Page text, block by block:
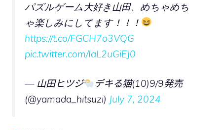
パズルゲーム大好き山田、めちゃめち
ゃ楽しみにしてます！！！
https://t.co/FGCH7o3VQG
pic.twitter.com/IaL2uGiEJ0
— 山田ヒツジ
デキる猫(10)9/9発売
(@yamada_hitsuzi) July 7, 2024